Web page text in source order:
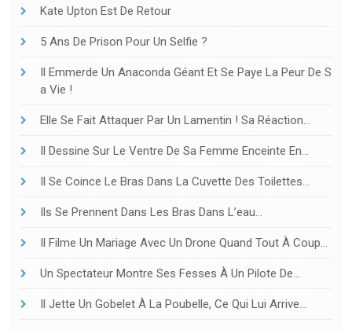
Kate Upton Est De Retour
5 Ans De Prison Pour Un Selfie ?
Il Emmerde Un Anaconda Géant Et Se Paye La Peur De S
A Vie !
Elle Se Fait Attaquer Par Un Lamentin ! Sa Réaction…
Il Dessine Sur Le Ventre De Sa Femme Enceinte En…
Il Se Coince Le Bras Dans La Cuvette Des Toilettes…
Ils Se Prennent Dans Les Bras Dans L’eau…
Il Filme Un Mariage Avec Un Drone Quand Tout À Coup…
Un Spectateur Montre Ses Fesses À Un Pilote De…
Il Jette Un Gobelet À La Poubelle, Ce Qui Lui Arrive…